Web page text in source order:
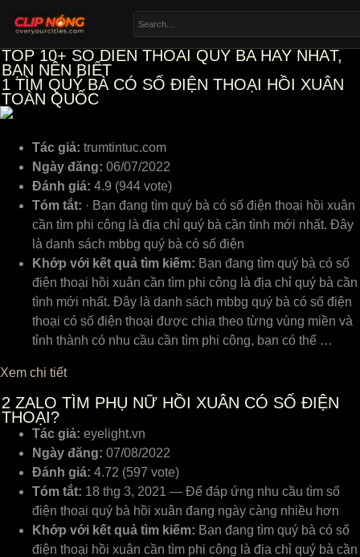
TOP 10+ SO DIEN THOAI QUY BA HAY NHẤT,
BẠN NÊN BIẾT
1 TÌM QUÝ BÀ CÓ SỐ ĐIỆN THOẠI HỒI XUÂN
TOÀN QUỐC
Tác giả: trumtintuc.com
Ngày đăng: 06/07/2022
Đánh giá: 4.9 (944 vote)
Tóm tắt: · Bạn đang tìm quý bà có số điện thoại hồi xuân
cần tìm phi công là địa chỉ quý bà cần tình mới nhất. Đây
là danh sách mbbg quý bà có số điện
Khớp với kết quả tìm kiếm: Bạn đang tìm quý bà có số
điện thoại hồi xuân cần tìm phi công là địa chỉ quý bà cần
tình mới nhất. Đây là danh sách mbbg quý bà có số điện
thoại có số điện thoại được chia theo từng vùng miền và
tỉnh thành có nhu cầu cần tìm phi công, bạn có thể …
Xem chi tiết
2 ZALO TÌM PHỤ NỮ HỒI XUÂN CÓ SỐ ĐIỆN
THOẠI?
Tác giả: eyelight.vn
Ngày đăng: 07/08/2022
Đánh giá: 4.72 (597 vote)
Tóm tắt: 18 thg 3, 2021 — Để đáp ứng nhu cầu tìm số
điện thoại quý bà hồi xuân đang ngày càng nhiều hơn
Khớp với kết quả tìm kiếm: Bạn đang tìm quý bà có số
điện thoại hồi xuân cần tìm phi công là địa chỉ quý bà cần